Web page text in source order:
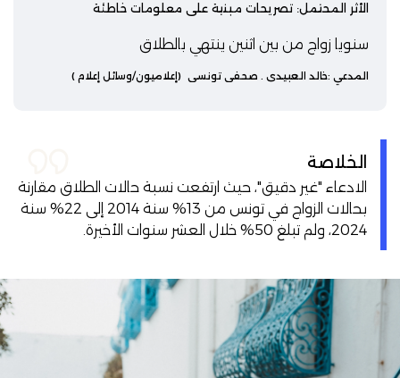
الأثر المحتمل: تصريحات مبنية على معلومات خاطئة
سنويا زواج من بين اثنين ينتهي بالطلاق
المدعي :خالد العبيدي . صحفي تونسي (إعلاميون/وسائل إعلام )
الخلاصة
الادعاء "غير دقيق"، حيث ارتفعت نسبة حالات الطلاق مقارنة
بحالات الزواج في تونس من 13% سنة 2014 إلى 22% سنة
2024، ولم تبلغ 50% خلال العشر سنوات الأخيرة.